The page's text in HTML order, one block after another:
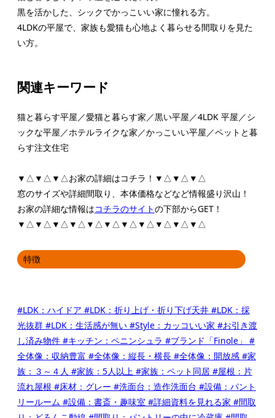
黒を活かした、シックでかっこいい家に憧れる方。
4LDKの平屋で、家族も愛猫も心地よく暮らせる間取りを見た
い方。
関連キーワード
猫と暮らす平屋／愛猫と暮らす家／黒い平屋／4LDK 平屋／シ
ックな平屋／ホテルライクな家／かっこいい平屋／ペットと暮
らす注文住宅
▼△▼△▼△お家の詳細はコチラ！▼△▼△▼△
窓のサイズや詳細間取り、本体価格などなど情報盛り沢山！
お家の詳細な情報はコチラのサイトの下部からGET！
▼△▼△▼△▼△▼△▼△▼△▼△▼△▼△▼△
特徴
#LDK：ハイドア #LDK：折り上げ・折り下げ天井 #LDK：採
光抜群 #LDK：生活感が無い #Style：カッコいい家 #お引き渡
し済み物件 #キッチン：ペニンシュラ #ブランド「Finole」 #
全体像：収納豊富 #全体像：縦長・横長 #全体像：開放感 #家
族：３～４人 #家族：5人以上 #家族：ペット同居 #屋根：片
流れ屋根 #床材：グレー #洗面台：造作洗面台 #設備：パント
リールーム #設備：書斎・趣味室 #詳細資料を見れる家 #間取